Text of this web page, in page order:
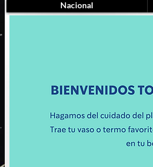
Nacional